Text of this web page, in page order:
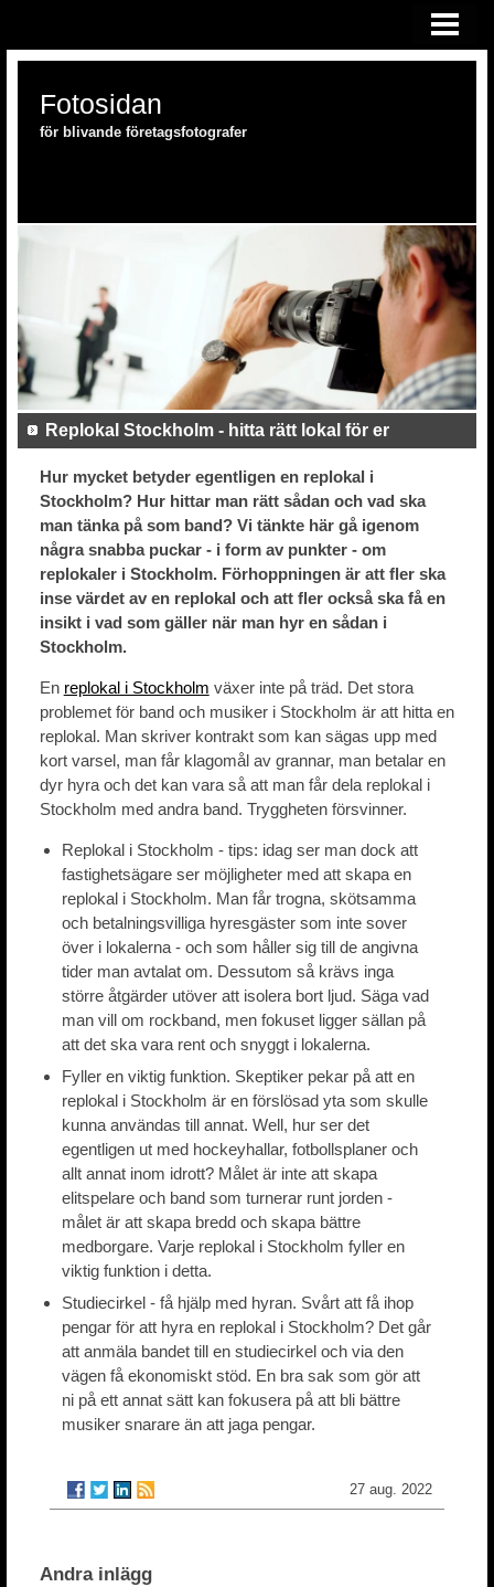
FOTOUTRUSTNING
Fotosidan
för blivande företagsfotografer
Replokal Stockholm - hitta rätt lokal för er
Hur mycket betyder egentligen en replokal i
Stockholm? Hur hittar man rätt sådan och vad ska
man tänka på som band? Vi tänkte här gå igenom
några snabba puckar - i form av punkter - om
replokaler i Stockholm. Förhoppningen är att fler ska
inse värdet av en replokal och att fler också ska få en
insikt i vad som gäller när man hyr en sådan i
Stockholm.
En replokal i Stockholm växer inte på träd. Det stora
problemet för band och musiker i Stockholm är att hitta en
replokal. Man skriver kontrakt som kan sägas upp med
kort varsel, man får klagomål av grannar, man betalar en
dyr hyra och det kan vara så att man får dela replokal i
Stockholm med andra band. Tryggheten försvinner.
Replokal i Stockholm - tips: idag ser man dock att
fastighetsägare ser möjligheter med att skapa en
replokal i Stockholm. Man får trogna, skötsamma
och betalningsvilliga hyresgäster som inte sover
över i lokalerna - och som håller sig till de angivna
tider man avtalat om. Dessutom så krävs inga
större åtgärder utöver att isolera bort ljud. Säga vad
man vill om rockband, men fokuset ligger sällan på
att det ska vara rent och snyggt i lokalerna.
Fyller en viktig funktion. Skeptiker pekar på att en
replokal i Stockholm är en förslösad yta som skulle
kunna användas till annat. Well, hur ser det
egentligen ut med hockeyhallar, fotbollsplaner och
allt annat inom idrott? Målet är inte att skapa
elitspelare och band som turnerar runt jorden -
målet är att skapa bredd och skapa bättre
medborgare. Varje replokal i Stockholm fyller en
viktig funktion i detta.
Studiecirkel - få hjälp med hyran. Svårt att få ihop
pengar för att hyra en replokal i Stockholm? Det går
att anmäla bandet till en studiecirkel och via den
vägen få ekonomiskt stöd. En bra sak som gör att
ni på ett annat sätt kan fokusera på att bli bättre
musiker snarare än att jaga pengar.
27 aug. 2022
Andra inlägg